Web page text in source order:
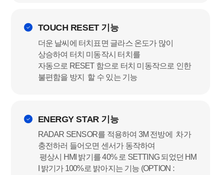
TOUCH RESET 기능
더운 날씨에 터치표면 글라스 온도가 많이
상승하여 터치 미동작시 터치를
자동으로 RESET 함으로 터치 미동작으로 인한
불편함을 방지 할 수 있는 기능
ENERGY STAR 기능
RADAR SENSOR를 적용하여 3M 전방에 차가
충전하러 들어오면 센서가 동작하여
평상시
HMI 밝기를 40% 로 SETTING 되었던 HM
I 밝기가 100%로 밝아지는 기능 (OPTION :